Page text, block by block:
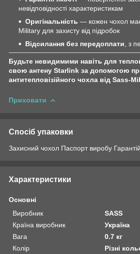
невідповідності характеристикам
Оригінальність — кожен чохол
Military для захисту від підробок
Відсилання без передоплати , з
Будьте невидимими навіть для
свою антену Starlink за допомогою
антитепловізійного чохла від Sass-
Приховати
Спосіб упаковки
Захисний чохол Паспорт виробу
Характеристики
Основні
Виробник
SASS
Країна виробник
Україна
Вага
0.7 кг
Колір
Різні